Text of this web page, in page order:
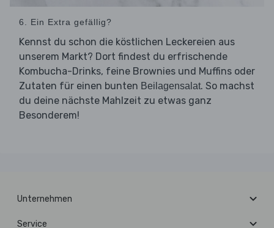
6. Ein Extra gefällig?
Kennst du schon die köstlichen Leckereien aus
unserem Markt? Dort findest du erfrischende
Kombucha-Drinks, feine Brownies und Muffins oder
Zutaten für einen bunten Beilagensalat. So machst
du deine nächste Mahlzeit zu etwas ganz
Besonderem!
Unternehmen
Service